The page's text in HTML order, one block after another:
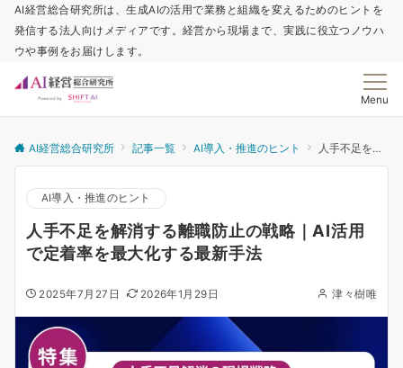
AI経営総合研究所は、生成AIの活用で業務と組織を変えるためのヒントを
発信する法人向けメディアです。経営から現場まで、実践に役立つノウハ
ウや事例をお届けします。
Menu
AI経営総合研究所 記事一覧 AI導入・推進のヒント 人手不足を解消する離職防止の戦略｜AI活用で定着率を最大化する最新手法
AI導入・推進のヒント
人手不足を解消する離職防止の戦略｜AI活用
で定着率を最大化する最新手法
2025年7月27日 2026年1月29日 津々樹唯